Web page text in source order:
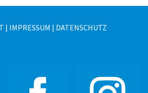
| IMPRESSUM | DATENSCHUTZ